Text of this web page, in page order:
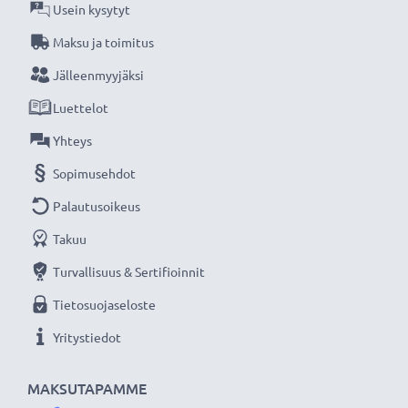
★3 vuoden takuu
verkkokauppa, joka tarjoaa laadukkaita tuotteita, ja
siksi tarjoamme 36 kuukauden takuun!
MAKSUTAPAMME
Usein kysytyt
Maksu ja toimitus
Jälleenmyyjäksi
Luettelot
Yhteys
Sopimusehdot
Palautusoikeus
Takuu
Turvallisuus & Sertifioinnit
Tietosuojaseloste
Yritystiedot